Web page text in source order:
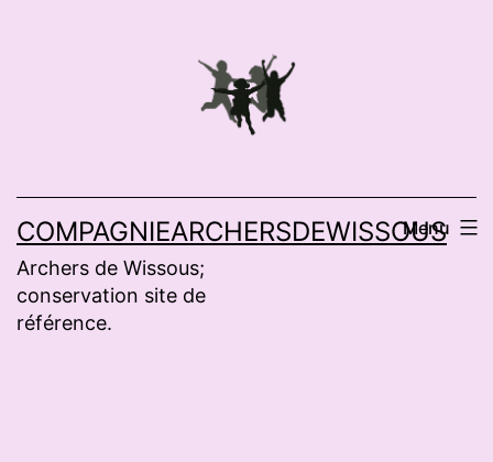
COMPAGNIEARCHERSDEWISSOUS
Archers de Wissous;
conservation site de
référence.
Menu